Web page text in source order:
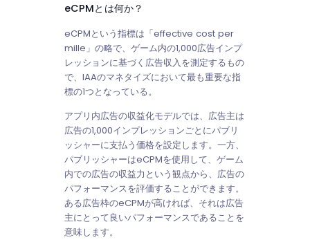
eCPMとは何か？
eCPMという指標は「effective cost per
mille」の略で、ゲーム内の1,000広告インプ
レッションに基づく広告収入を測定するもの
で、IAAのマネタイズにおいて最も重要な指
標の1つとなっている。
アプリ内広告の収益化モデルでは、広告主は
広告の1,000インプレッションごとにパブリ
ッシャーに支払う価格を設定します。一方、
パブリッシャーはeCPMを使用して、ゲーム
内での広告の収益力という観点から、広告の
パフォーマンスを評価することができます。
ある広告枠のeCPMが高ければ、それは広告
主にとって良いパフォーマンスであることを
意味します。